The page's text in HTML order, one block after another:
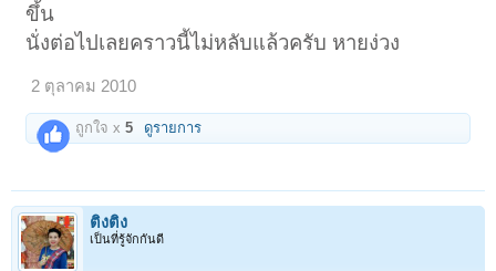
ขึ้น
นั่งต่อไปเลยคราวนี้ไม่หลับแล้วครับ หายง่วง
2 ตุลาคม 2010
ถูกใจ x5 ดูรายการ
ติงติง
เป็นที่รู้จักกันดี